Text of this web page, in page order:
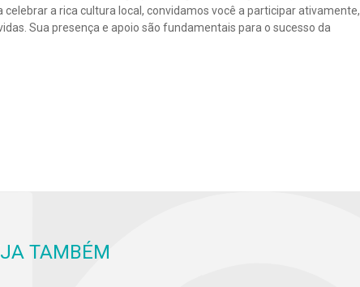
a rica cultura local, convidamos você a participar ativamente,
Sua presença e apoio são fundamentais para o sucesso da
TAMBÉM